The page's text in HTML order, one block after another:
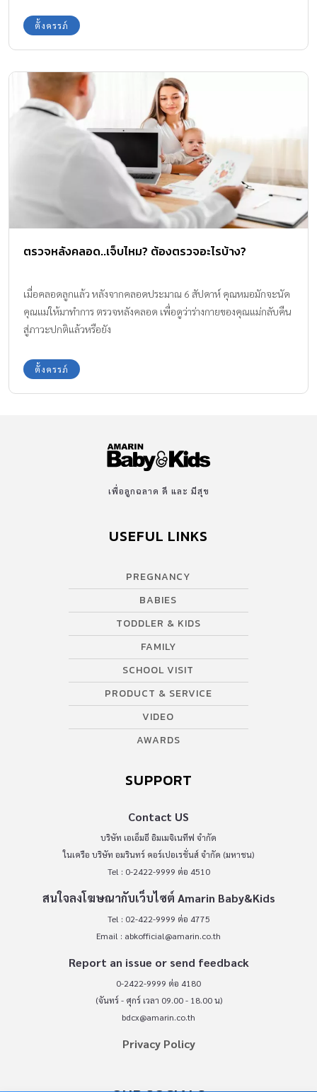
ตั้งครรภ์
ตรวจหลังคลอด..เจ็บไหม? ต้องตรวจอะไรบ้าง?
เมื่อคลอดลูกแล้ว หลังจากคลอดประมาณ 6 สัปดาห์ คุณหมอมักจะนัด
คุณแม่ให้มาทำการ ตรวจหลังคลอด เพื่อดูว่าร่างกายของคุณแม่กลับคืน
สู่ภาวะปกติแล้วหรือยัง
ตั้งครรภ์
เพื่อลูกฉลาด ดี และ มีสุข
USEFUL LINKS
PREGNANCY
BABIES
TODDLER & KIDS
FAMILY
SCHOOL VISIT
PRODUCT & SERVICE
VIDEO
AWARDS
SUPPORT
Contact US
บริษัท เอเอ็มอี อิมเมจิเนทีฟ จำกัด
ในเครือ บริษัท อมรินทร์ คอร์เปอเรชั่นส์ จำกัด (มหาชน)
Tel : 0-2422-9999 ต่อ 4510
สนใจลงโฆษณากับเว็บไซต์ Amarin Baby&Kids
Tel : 02-422-9999 ต่อ 4775
Email : abkofficial@amarin.co.th
Report an issue or send feedback
0-2422-9999 ต่อ 4180
(จันทร์ - ศุกร์ เวลา 09.00 - 18.00 น)
bdcx@amarin.co.th
Privacy Policy